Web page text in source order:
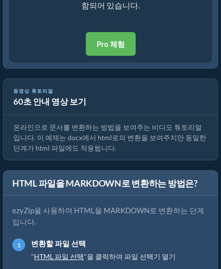
함되어 있습니다.
Pro 체험
동영상 튜토리얼
60초 안내 영상 보기
온라인으로 문서를 변환하는 방법
온라인으로 문서를 변환하는 방법을 보여주는 비디오 튜토리얼
입니다. 이 예제는 docx에서 html로의 변환을 보여주지만 동일한
단계가 html 파일에도 적용됩니다.
HTML 파일을 MARKDOWN로 변환하는 방법은?
ezyZip을 사용하여 HTML을 MARKDOWN로 변환하는 단계
입니다.
변환할 파일 선택
"HTML 파일 선택"을 클릭하여 파일 선택기 열기